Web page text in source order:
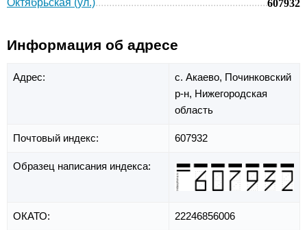
Октябрьская (ул.) 607932
Информация об адресе
Адрес: с. Акаево, Починковский
р-н, Нижегородская
область
Почтовый индекс: 607932
Образец написания индекса:
ОКАТО: 22246856006